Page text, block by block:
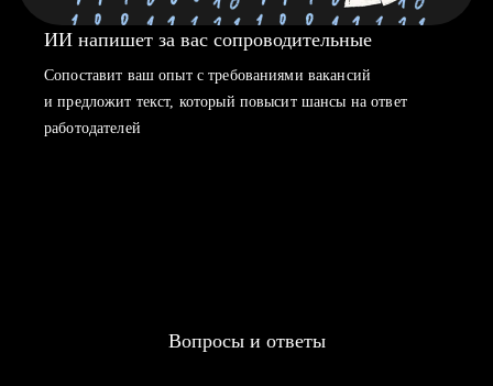
ИИ напишет за вас сопроводительные
Сопоставит ваш опыт с требованиями вакансий
и предложит текст, который повысит шансы на ответ
работодателей
Вопросы и ответы